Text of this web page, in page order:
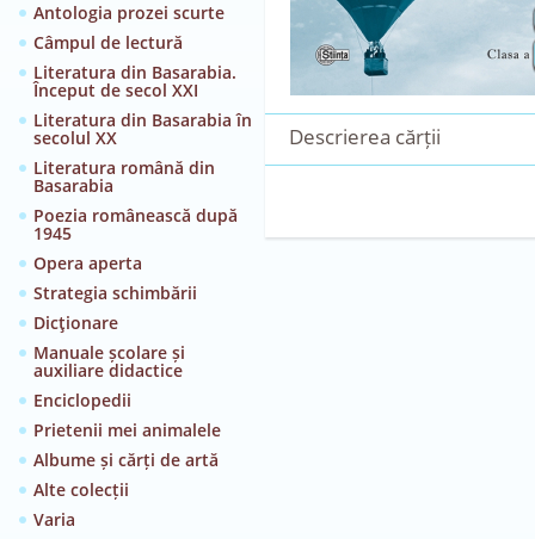
Antologia prozei scurte
Câmpul de lectură
Literatura din Basarabia.
Început de secol XXI
Literatura din Basarabia în
secolul XX
Literatura română din
Basarabia
Poezia românească după
1945
Opera aperta
Strategia schimbării
Dicţionare
Manuale școlare și
auxiliare didactice
Enciclopedii
Prietenii mei animalele
Albume și cărți de artă
Alte colecții
Varia
Descrierea cărții